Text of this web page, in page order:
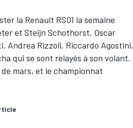
la Renault RS01 la semaine
et Steijn Schothorst, Oscar
Andrea Rizzoli, Riccardo Agostini,
qui se sont relayés à son volant.
mars, et le championnat